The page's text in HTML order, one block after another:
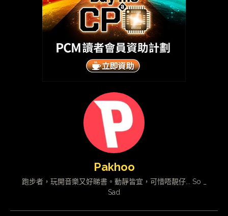
Pakhoo
跑步者，玩開音樂又好睇書。動靜皆宜，可惜唔靚仔... So _
Sad